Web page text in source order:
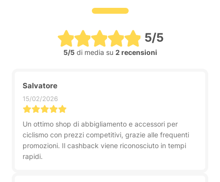
5/5
5/5di media su 2 recensioni
Salvatore
15/02/2026
Un ottimo shop di abbigliamento e accessori per
ciclismo con prezzi competitivi, grazie alle frequenti
promozioni. Il cashback viene riconosciuto in tempi
rapidi.